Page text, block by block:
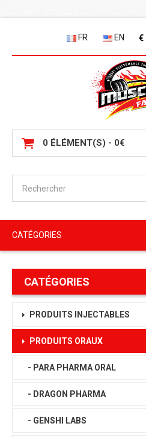
FR EN €
0 ÉLÉMENT(S) - 0€
CATÉGORIES
CATÉGORIES
PRODUITS INJECTABLES
PRODUITS ORAUX
- PARA PHARMA ORAL
- DRAGON PHARMA
- GENSHI LABS